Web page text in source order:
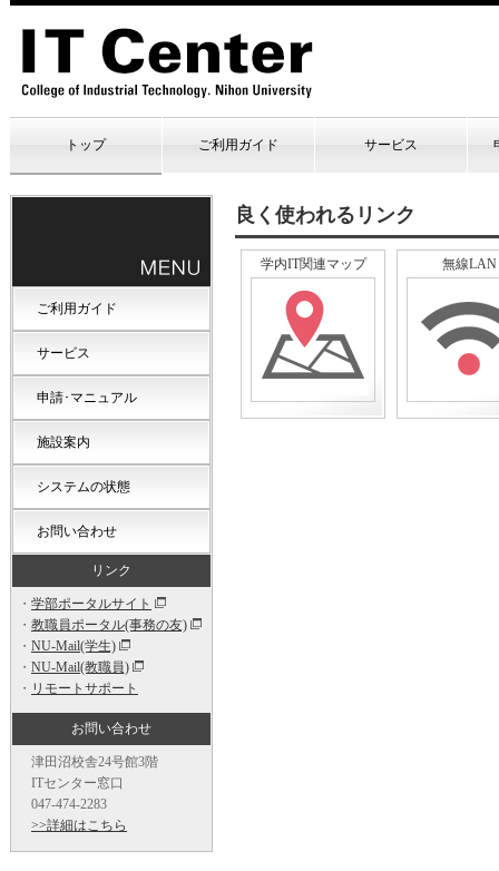
トップ ご利用ガイド サービス
良く使われるリンク
学内IT関連マップ 無線LAN
ご利用ガイド
サービス
申請･マニュアル
施設案内
システムの状態
お問い合わせ
リンク
・ 学部ポータルサイト
・ 教職員ポータル(事務の友)
・ NU-Mail(学生)
・ NU-Mail(教職員)
・ リモートサポート
お問い合わせ
津田沼校舎24号館3階
ITセンター窓口
047-474-2283
>>詳細はこちら